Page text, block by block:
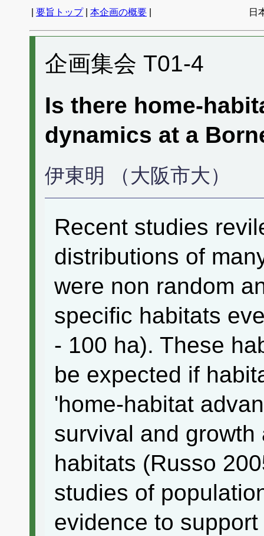
要旨トップ| 本企画の概要 日
企画集会 T01-4
Is there home-
dynamics at a
伊東明 （大阪市大）
Recent studies
distributions of
were non random
specific habitats
- 100 ha). These
be expected if
'home-habitat
survival and
habitats (Russo
studies of
evidence to